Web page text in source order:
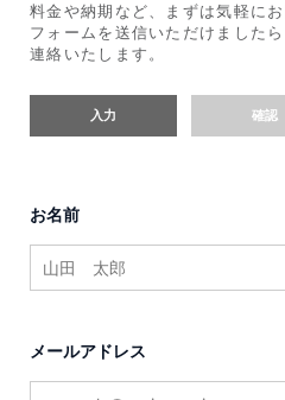
Blog
料金や納期など、まずは気軽に
フォームを送信いただけました
連絡いたします。
入力 確認
お名前
メールアドレス